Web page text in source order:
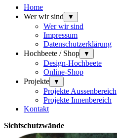
Home
Wer wir sind
▼
Wer wir sind
Impressum
Datenschutzerklärung
Hochbeete / Shop
▼
Design-Hochbeete
Online-Shop
Projekte
▼
Projekte Aussenbereich
Projekte Innenbereich
Kontakt
Sichtschutzwände